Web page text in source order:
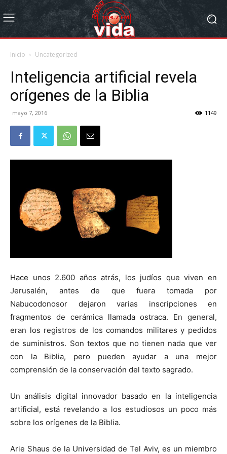
Inicio Uncategorized
Inteligencia artificial revela
orígenes de la Biblia
mayo 7, 2016 1149
Hace unos 2.600 años atrás, los judíos que viven en
Jerusalén, antes de que fuera tomada por
Nabucodonosor dejaron varias inscripciones en
fragmentos de cerámica llamada ostraca. En general,
eran los registros de los comandos militares y pedidos
de suministros. Son textos que no tienen nada que ver
con la Biblia, pero pueden ayudar a una mejor
comprensión de la conservación del texto sagrado.
Un análisis digital innovador basado en la inteligencia
artificial, está revelando a los estudiosos un poco más
sobre los orígenes de la Biblia.
Arie Shaus de la Universidad de Tel Aviv, es un miembro